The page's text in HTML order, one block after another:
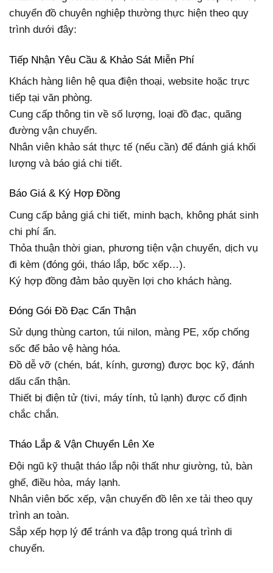
chuyển đồ chuyên nghiệp thường thực hiện theo quy
trình dưới đây:
Tiếp Nhận Yêu Cầu & Khảo Sát Miễn Phí
Khách hàng liên hệ qua điện thoại, website hoặc trực
tiếp tại văn phòng.
Cung cấp thông tin về số lượng, loại đồ đạc, quãng
đường vận chuyển.
Nhân viên khảo sát thực tế (nếu cần) để đánh giá khối
lượng và báo giá chi tiết.
Báo Giá & Ký Hợp Đồng
Cung cấp bảng giá chi tiết, minh bạch, không phát sinh
chi phí ẩn.
Thỏa thuận thời gian, phương tiện vận chuyển, dịch vụ
đi kèm (đóng gói, tháo lắp, bốc xếp…).
Ký hợp đồng đảm bảo quyền lợi cho khách hàng.
Đóng Gói Đồ Đạc Cẩn Thận
Sử dụng thùng carton, túi nilon, màng PE, xốp chống
sốc để bảo vệ hàng hóa.
Đồ dễ vỡ (chén, bát, kính, gương) được bọc kỹ, đánh
dấu cẩn thận.
Thiết bị điện tử (tivi, máy tính, tủ lạnh) được cố định
chắc chắn.
Tháo Lắp & Vận Chuyển Lên Xe
Đội ngũ kỹ thuật tháo lắp nội thất như giường, tủ, bàn
ghế, điều hòa, máy lạnh.
Nhân viên bốc xếp, vận chuyển đồ lên xe tải theo quy
trình an toàn.
Sắp xếp hợp lý để tránh va đập trong quá trình di
chuyển.